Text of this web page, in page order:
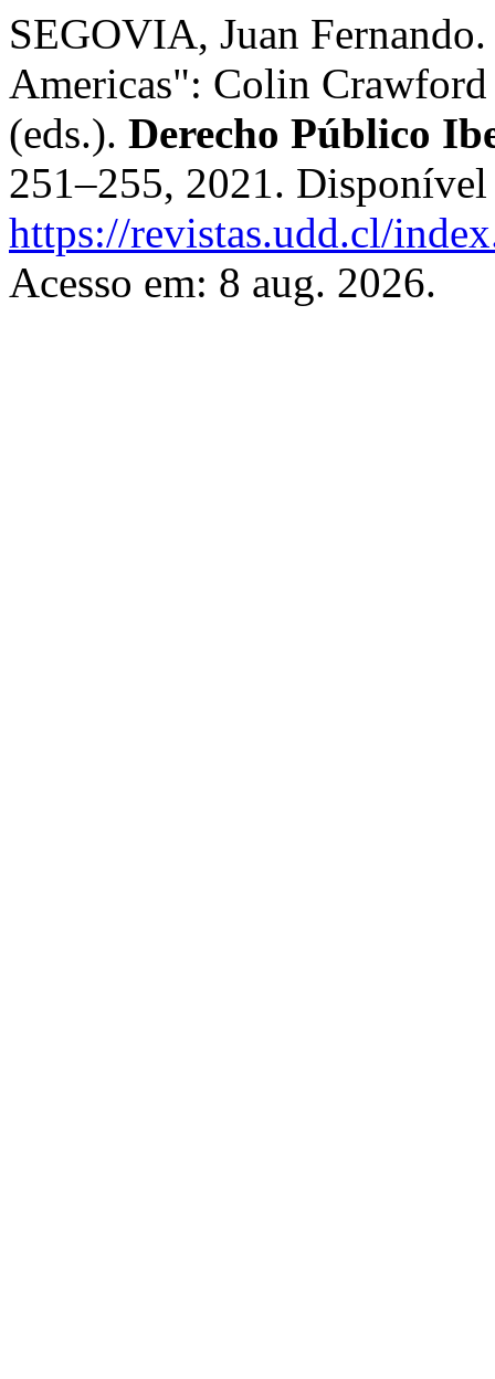
SEGOVIA, Juan
Americas": Colin
(eds.). Derecho Público
251–255, 2021. Disponível
https://revistas.udd.cl/
Acesso em: 8 aug. 2026.